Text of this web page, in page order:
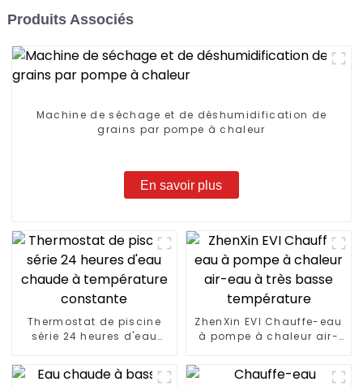
Produits Associés
Machine de séchage et de déshumidification de
grains par pompe à chaleur
En savoir plus
Thermostat de piscine
série 24 heures d'eau
constante
ZhenXin EVI Chauffe-eau
à pompe à chaleur air-